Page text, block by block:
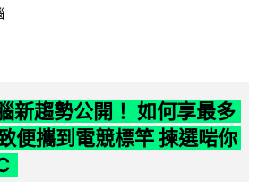
新趨勢公開！ 如何享最多
便攜到電競標竿 揀選啱你